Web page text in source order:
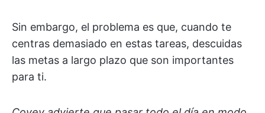
Sin embargo, el problema es que, cuando te
centras demasiado en estas tareas, descuidas
las metas a largo plazo que son importantes
para ti.